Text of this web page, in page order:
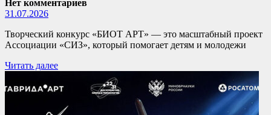
Нет комментариев
31.07.2026
Творческий конкурс «БИОТ АРТ» — это масштабный проект
Ассоциации «СИЗ», который помогает детям и молодежи
Читать далее